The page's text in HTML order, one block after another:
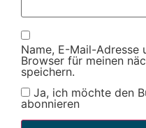
Name, E-Mail-Adresse
Browser für meinen
speichern.
Ja, ich möchte den
abonnieren